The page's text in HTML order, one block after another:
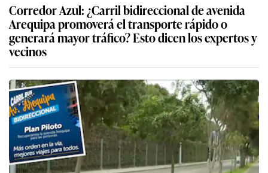
Corredor Azul: ¿Carril bidireccional de avenida
Arequipa promoverá el transporte rápido o
generará mayor tráfico? Esto dicen los expertos y
vecinos